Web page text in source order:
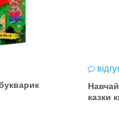
казки